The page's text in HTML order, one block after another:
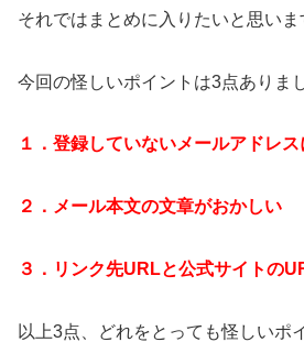
それではまとめに入りたいと思いま
今回の怪しいポイントは3点ありま
１．登録していないメールアドレ
２．メール本文の文章がおかしい
３．リンク先URLと公式サイトの
以上3点、どれをとっても怪しいポ